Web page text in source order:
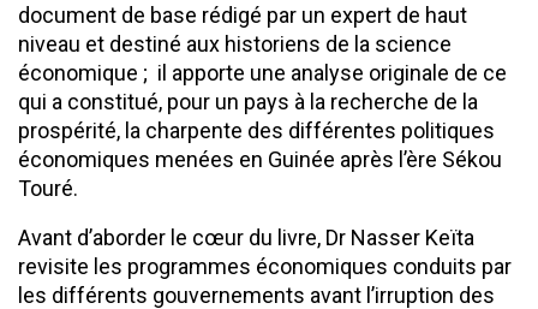
document de base rédigé par un expert de haut
niveau et destiné aux historiens de la science
économique ; il apporte une analyse originale de ce
qui a constitué, pour un pays à la recherche de la
prospérité, la charpente des différentes politiques
économiques menées en Guinée après l’ère Sékou
Touré.
Avant d’aborder le cœur du livre, Dr Nasser Keïta
revisite les programmes économiques conduits par
les différents gouvernements avant l’irruption des